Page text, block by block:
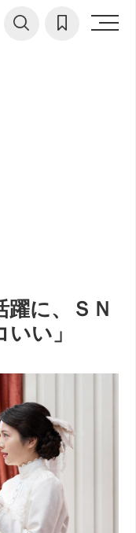
躍に、ＳＮ
い」